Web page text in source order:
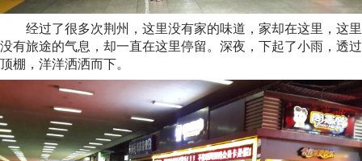
经过了很多次荆州，这里没有家的味道，家却在这里，这里
没有旅途的气息，却一直在这里停留。深夜，下起了小雨，透过
顶棚，洋洋洒洒而下。